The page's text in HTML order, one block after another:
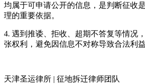
均属于可申请公开的信息，是判断征收
理的重要依据。
4. 遇到推诿、拒收、超期不答复等情况
张权利，避免因信息不对称导致合法利益
天津圣运律所 | 征地拆迁律师团队